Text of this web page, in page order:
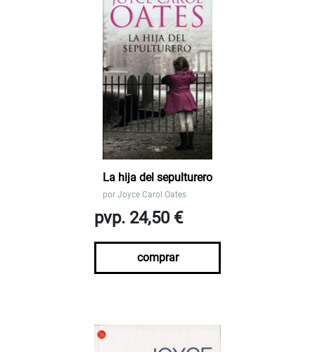
La hija del sepulturero
por Joyce Carol Oates
pvp. 24,50 €
comprar